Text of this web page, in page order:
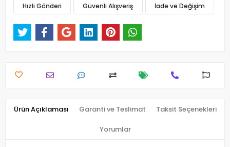
Hızlı Gönderi Güvenli Alışveriş İade ve Değişim
Ürün Açıklaması Garanti ve Teslimat Taksit Seçenekleri
Yorumlar